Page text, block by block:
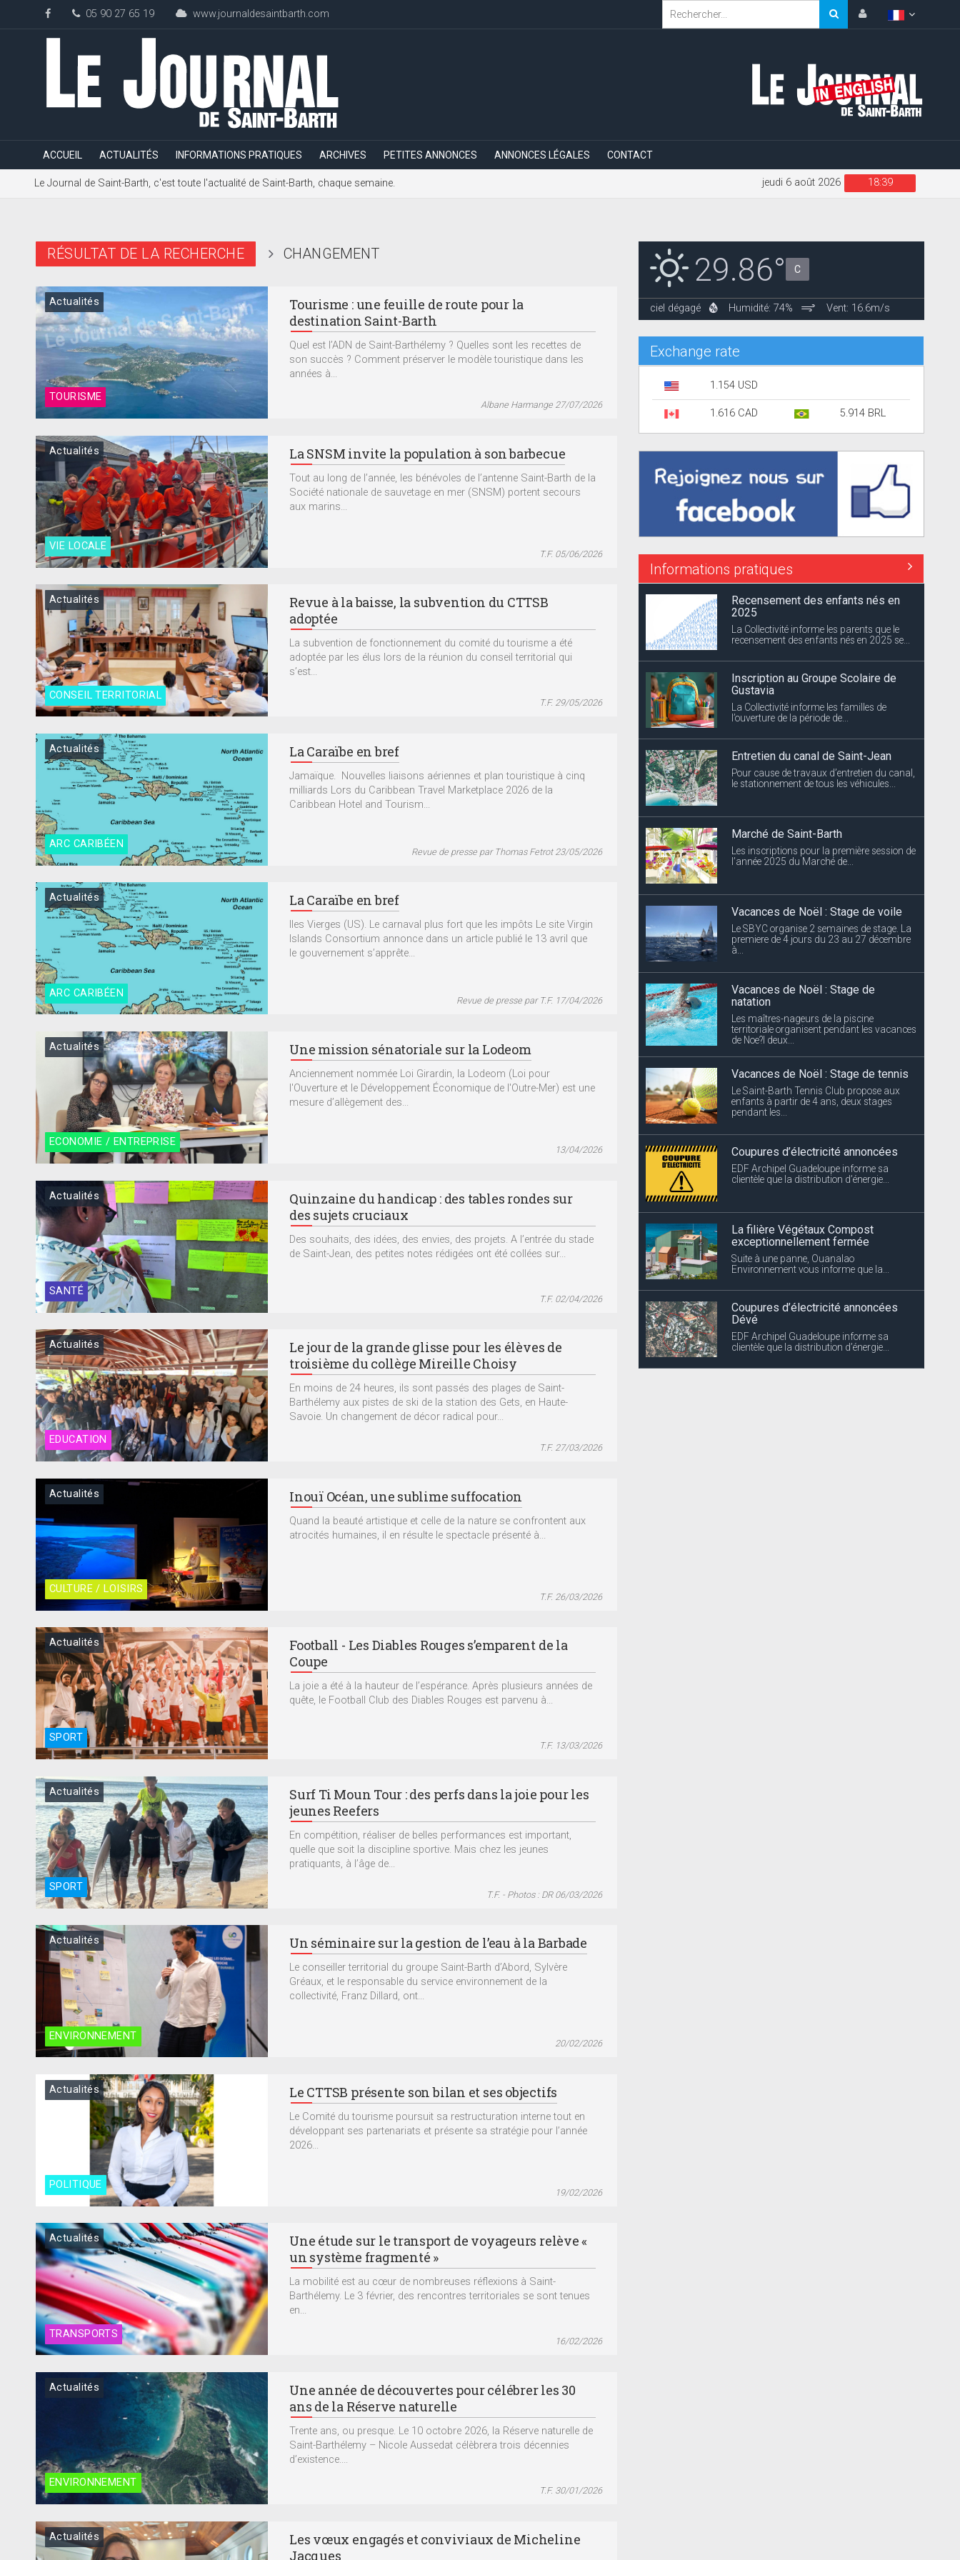
05 90 27 65 19 www.journaldesaintbarth.com
ACCUEIL ACTUALITÉS INFORMATIONS PRATIQUES ARCHIVES PETITES ANNONCES ANNONCES LÉGALES CONTACT
Le Journal de Saint-Barth, c'est toute l'actualité de Saint-Barth, chaque semaine. 18:39
jeudi 6 août 2026
RÉSULTAT DE LA RECHERCHE CHANGEMENT
TOURISME
Actualités
Tourisme : une feuille de route pour la
destination Saint-Barth
Quel est l’ADN de Saint-Barthélemy ? Quelles sont les recettes de
son succès ? Comment préserver le modèle touristique dans les
années à...
Albane Harmange 27/07/2026
VIE LOCALE
Actualités La SNSM invite la population à son barbecue
Tout au long de l’année, les bénévoles de l’antenne Saint-Barth de la
Société nationale de sauvetage en mer (SNSM) portent secours
aux marins...
T.F. 05/06/2026
CONSEIL TERRITORIAL
Actualités
Revue à la baisse, la subvention du CTTSB
adoptée
La subvention de fonctionnement du comité du tourisme a été
adoptée par les élus lors de la réunion du conseil territorial qui
s’est...
T.F. 29/05/2026
ARC CARIBÉEN
Actualités La Caraïbe en bref
Jamaïque. Nouvelles liaisons aériennes et plan touristique à cinq
milliards Lors du Caribbean Travel Marketplace 2026 de la
Caribbean Hotel and Tourism...
Revue de presse par Thomas Fetrot 23/05/2026
ARC CARIBÉEN
Actualités La Caraïbe en bref
Iles Vierges (US). Le carnaval plus fort que les impôts Le site Virgin
Islands Consortium annonce dans un article publié le 13 avril que
le gouvernement s’apprête...
Revue de presse par T.F. 17/04/2026
ECONOMIE / ENTREPRISE
Actualités Une mission sénatoriale sur la Lodeom
Anciennement nommée Loi Girardin, la Lodeom (Loi pour
l'Ouverture et le Développement Économique de l'Outre-Mer) est une
mesure d’allègement des...
13/04/2026
SANTÉ
Actualités
Quinzaine du handicap : des tables rondes sur
des sujets cruciaux
Des souhaits, des idées, des envies, des projets. A l’entrée du stade
de Saint-Jean, des petites notes rédigées ont été collées sur...
T.F. 02/04/2026
EDUCATION
Actualités
Le jour de la grande glisse pour les élèves de
troisième du collège Mireille Choisy
En moins de 24 heures, ils sont passés des plages de Saint-
Barthélemy aux pistes de ski de la station des Gets, en Haute-
Savoie. Un changement de décor radical pour...
T.F. 27/03/2026
CULTURE / LOISIRS
Actualités Inouï Océan, une sublime suffocation
Quand la beauté artistique et celle de la nature se confrontent aux
atrocités humaines, il en résulte le spectacle présenté à...
T.F. 26/03/2026
SPORT
Actualités
Football - Les Diables Rouges s’emparent de la
Coupe
La joie a été à la hauteur de l’espérance. Après plusieurs années de
quête, le Football Club des Diables Rouges est parvenu à...
T.F. 13/03/2026
SPORT
Actualités
Surf Ti Moun Tour : des perfs dans la joie pour les
jeunes Reefers
En compétition, réaliser de belles performances est important,
quelle que soit la discipline sportive. Mais chez les jeunes
pratiquants, à l’âge de...
T.F. - Photos : DR 06/03/2026
ENVIRONNEMENT
Actualités Un séminaire sur la gestion de l’eau à la Barbade
Le conseiller territorial du groupe Saint-Barth d’Abord, Sylvère
Gréaux, et le responsable du service environnement de la
collectivité, Franz Dillard, ont...
20/02/2026
POLITIQUE
Actualités Le CTTSB présente son bilan et ses objectifs
Le Comité du tourisme poursuit sa restructuration interne tout en
développant ses partenariats et présente sa stratégie pour l’année
2026...
19/02/2026
TRANSPORTS
Actualités
Une étude sur le transport de voyageurs relève «
un système fragmenté »
La mobilité est au cœur de nombreuses réflexions à Saint-
Barthélemy. Le 3 février, des rencontres territoriales se sont tenues
en...
16/02/2026
ENVIRONNEMENT
Actualités
Une année de découvertes pour célébrer les 30
ans de la Réserve naturelle
Trente ans, ou presque. Le 10 octobre 2026, la Réserve naturelle de
Saint-Barthélemy – Nicole Aussedat célèbrera trois décennies
d’existence....
T.F. 30/01/2026
Actualités
Les vœux engagés et conviviaux de Micheline
Jacques
29.86° C
ciel dégagé Humidité: 74% Vent: 16.6m/s
Exchange rate
1.154 USD
1.616 CAD 5.914 BRL
Informations pratiques
Inscription au Groupe Scolaire de
Gustavia
La Collectivité informe les familles de
l’ouverture de la période de...
Entretien du canal de Saint-Jean
Pour cause de travaux d’entretien du canal,
le stationnement de tous les véhicules...
Marché de Saint-Barth
Les inscriptions pour la première session de
l’année 2025 du Marché de...
Vacances de Noël : Stage de voile
Le SBYC organise 2 semaines de stage. La
premiere de 4 jours du 23 au 27 décembre
Vacances de Noël : Stage de
natation
Les maîtres-nageurs de la piscine
territoriale organisent pendant les vacances
Vacances de Noël : Stage de tennis
Le Saint-Barth Tennis Club propose aux
enfants à partir de 4 ans, deux stages
pendant les...
Coupures d’électricité annoncées
EDF Archipel Guadeloupe informe sa
clientèle que la distribution d’énergie...
La filière Végétaux Compost
exceptionnellement fermée
Suite à une panne, Ouanalao
Coupures d’électricité annoncées
Dévé
EDF Archipel Guadeloupe informe sa
clientèle que la distribution d’énergie...
Recensement des enfants nés en
2025
La Collectivité informe les parents que le
recensement des enfants nés en 2025 se...